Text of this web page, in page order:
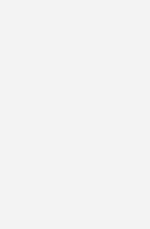
eine mit Zip für
Adjustable Bag
1,5 Ltr.
cm
runder Stickrahmen
x 18 cm.
€ netto